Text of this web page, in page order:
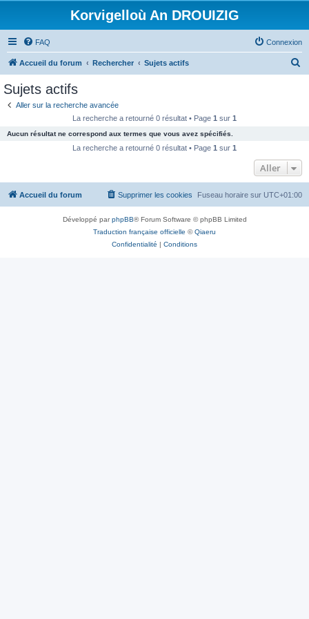
Korvigelloù An DROUIZIG
FAQ Connexion
Accueil du forum Rechercher Sujets actifs
c
e
Sujets actifs
Aller sur la recherche avancée
La recherche a retourné 0 résultat • Page 1 sur 1
Aucun résultat ne correspond aux termes que vous avez spécifiés.
La recherche a retourné 0 résultat • Page 1 sur 1
Aller
Accueil du forum Fuseau horaire sur UTC+01:00
Supprimer les cookies
Développé parphpBB® Forum Software © phpBB Limited
Traduction française officielle ©Qiaeru
Confidentialité | Conditions